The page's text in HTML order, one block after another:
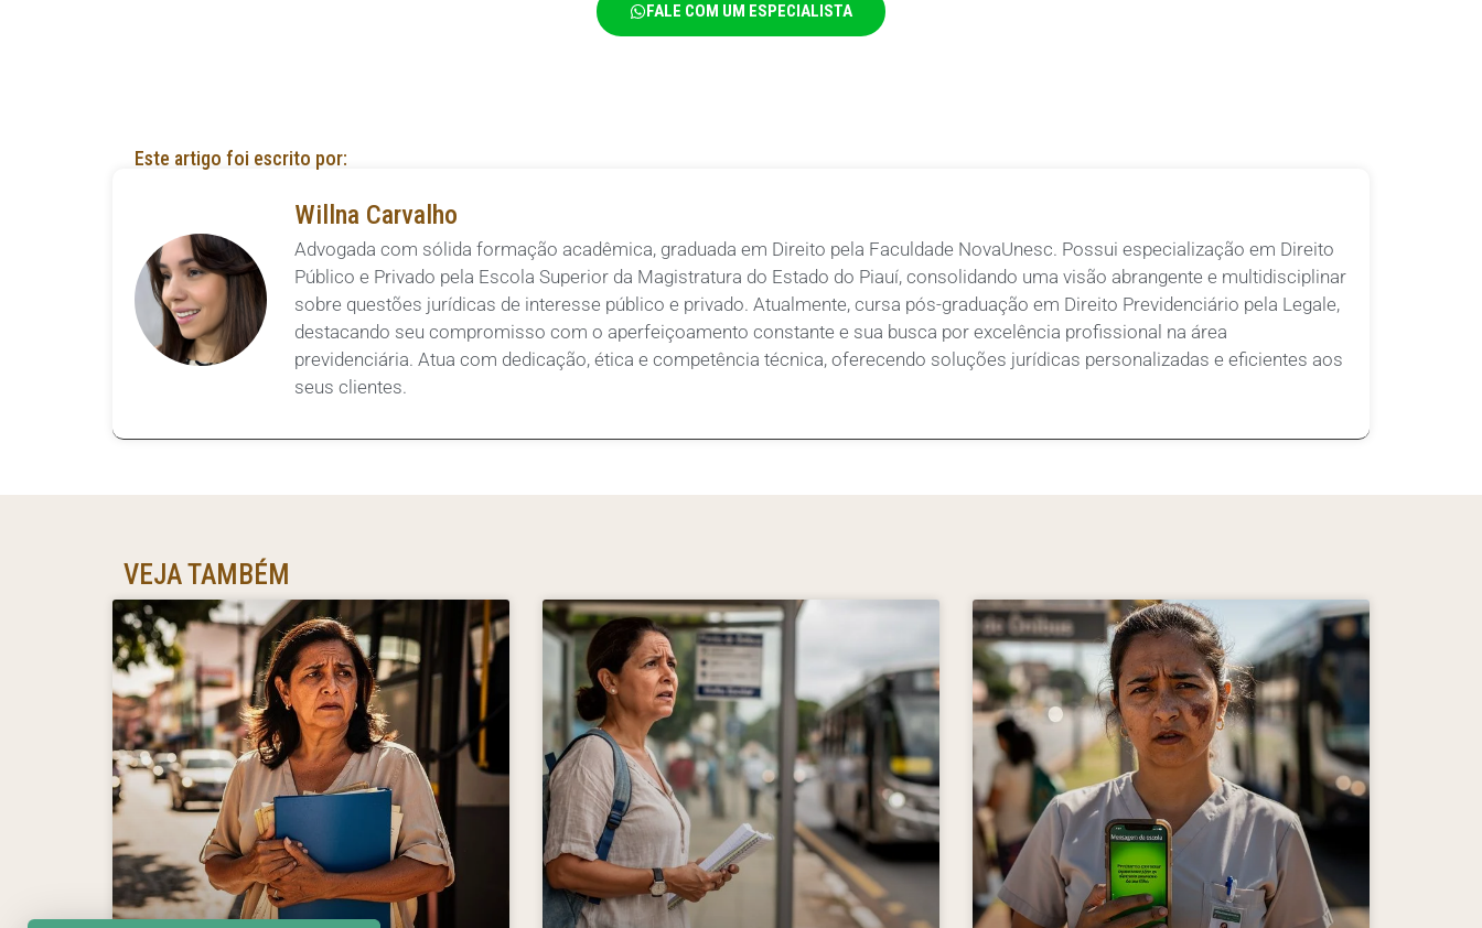
FALE COM UM ESPECIALISTA
Este artigo foi escrito por:
Willna Carvalho
Advogada com sólida formação acadêmica, graduada em Direito pela Faculdade NovaUnesc. Possui especialização em Direito
Público e Privado pela Escola Superior da Magistratura do Estado do Piauí, consolidando uma visão abrangente e multidisciplinar
sobre questões jurídicas de interesse público e privado. Atualmente, cursa pós-graduação em Direito Previdenciário pela Legale,
destacando seu compromisso com o aperfeiçoamento constante e sua busca por excelência profissional na área
previdenciária. Atua com dedicação, ética e competência técnica, oferecendo soluções jurídicas personalizadas e eficientes aos
seus clientes.
VEJA TAMBÉM